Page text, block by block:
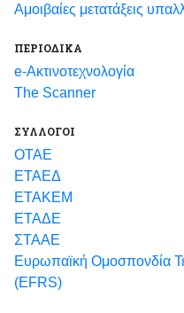
Αμοιβαίες μετατάξεις
ΠΕΡΙΟΔΙΚΑ
e-Ακτινοτεχνολογία
The Scanner
ΣΥΛΛΟΓΟΙ
ΟΤΑΕ
ΕΤΑΕΔ
ΕΤΑΚΕΜ
ΕΤΑΔΕ
ΣΤΑΑΕ
Ευρωπαϊκή Ομοσπονδία
(EFRS)